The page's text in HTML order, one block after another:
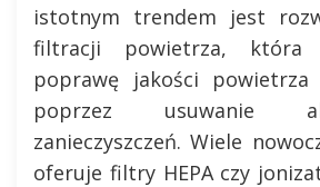
istotnym trendem jest
filtracji powietrza,
poprawę jakości powietrza
poprzez usuwanie
zanieczyszczeń. Wiele
oferuje filtry HEPA czy